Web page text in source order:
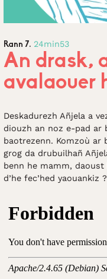
Rann 7. 24min53
An drask,
avalaouer
Deskadurezh Añjela a
diouzh an noz e-pad ar
baotrezenn. Komzoù ar
grog da drubuilhañ
benn he mamm,
d’he fec’hed yaouankiz ?